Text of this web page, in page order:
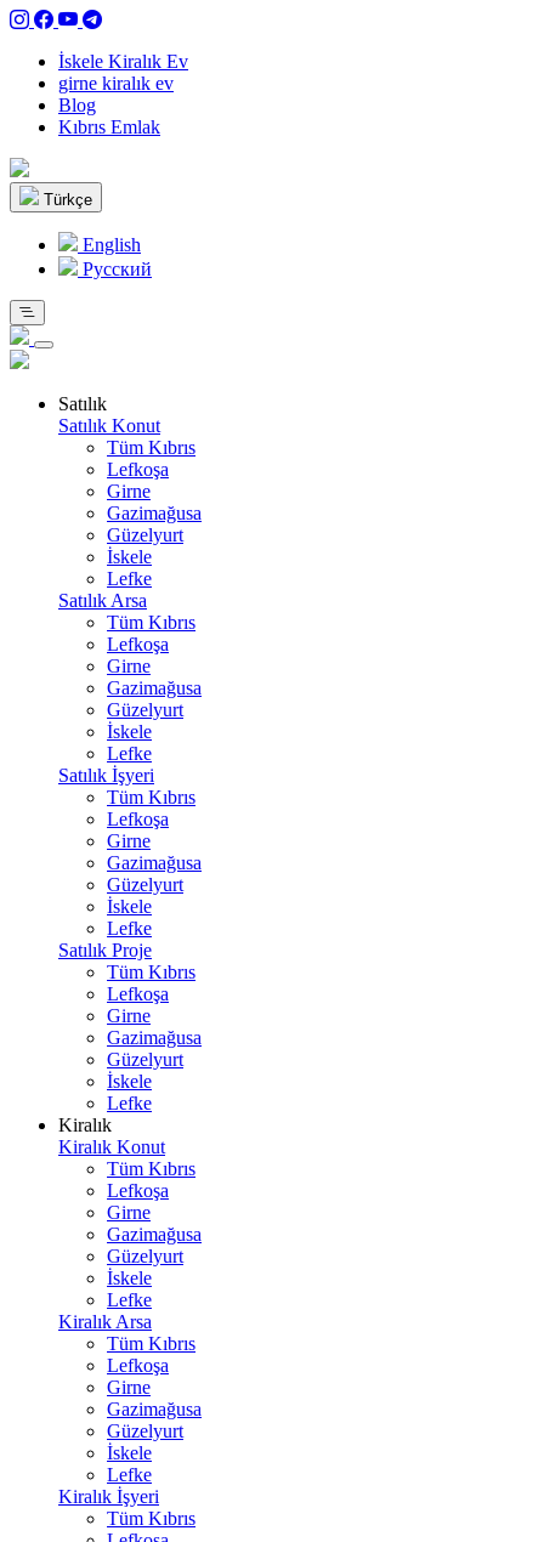
İskele Kiralık Ev
girne kiralık ev
Blog
Kıbrıs Emlak
Türkçe
English
Pусский
Satılık
Satılık Konut
Tüm Kıbrıs
Lefkoşa
Girne
Gazimağusa
Güzelyurt
İskele
Lefke
Satılık Arsa
Tüm Kıbrıs
Lefkoşa
Girne
Gazimağusa
Güzelyurt
İskele
Lefke
Satılık İşyeri
Tüm Kıbrıs
Lefkoşa
Girne
Gazimağusa
Güzelyurt
İskele
Lefke
Satılık Proje
Tüm Kıbrıs
Lefkoşa
Girne
Gazimağusa
Güzelyurt
İskele
Lefke
Kiralık
Kiralık Konut
Tüm Kıbrıs
Lefkoşa
Girne
Gazimağusa
Güzelyurt
İskele
Lefke
Kiralık Arsa
Tüm Kıbrıs
Lefkoşa
Girne
Gazimağusa
Güzelyurt
İskele
Lefke
Kiralık İşyeri
Tüm Kıbrıs